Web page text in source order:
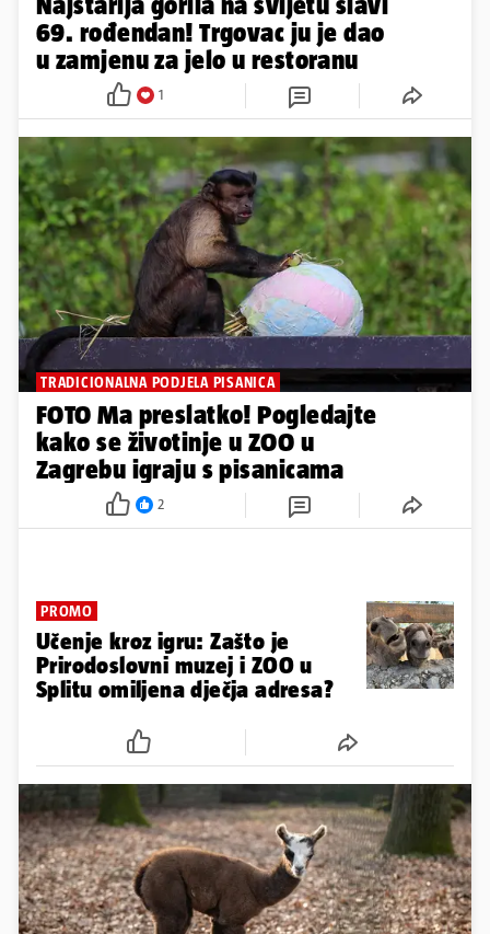
69. rođendan! Trgovac ju je dao
u zamjenu za jelo u restoranu
1
TRADICIONALNA PODJELA PISANICA
FOTO Ma preslatko! Pogledajte
kako se životinje u ZOO u
Zagrebu igraju s pisanicama
2
PROMO
Učenje kroz igru: Zašto je
Prirodoslovni muzej i ZOO u
Splitu omiljena dječja adresa?